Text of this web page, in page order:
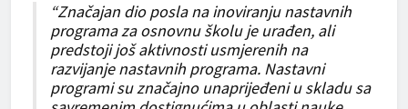
“Značajan dio posla na inoviranju nastavnih
programa za osnovnu školu je urađen, ali
predstoji još aktivnosti usmjerenih na
razvijanje nastavnih programa. Nastavni
programi su značajno unaprijeđeni u skladu sa